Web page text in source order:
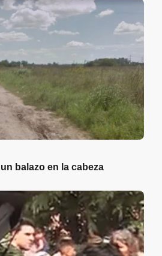
balazo en la cabeza